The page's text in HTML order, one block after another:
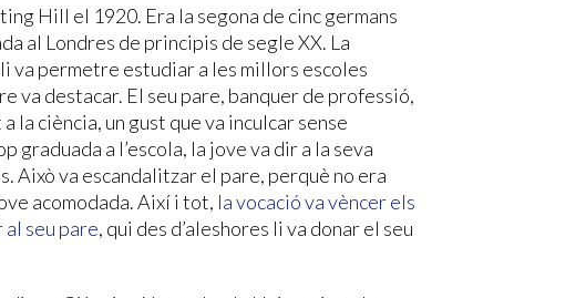
Hill el 1920. Era la segona de cinc germans
al Londres de principis de segle XX. La
va permetre estudiar a les millors escoles
va destacar. El seu pare, banquer de professió,
la ciència, un gust que va inculcar sense
graduada a l’escola, la jove va dir a la seva
Això va escandalitzar el pare, perquè no era
acomodada. Així i tot, la vocació va vèncer els
seu pare, qui des d’aleshores li va donar el seu